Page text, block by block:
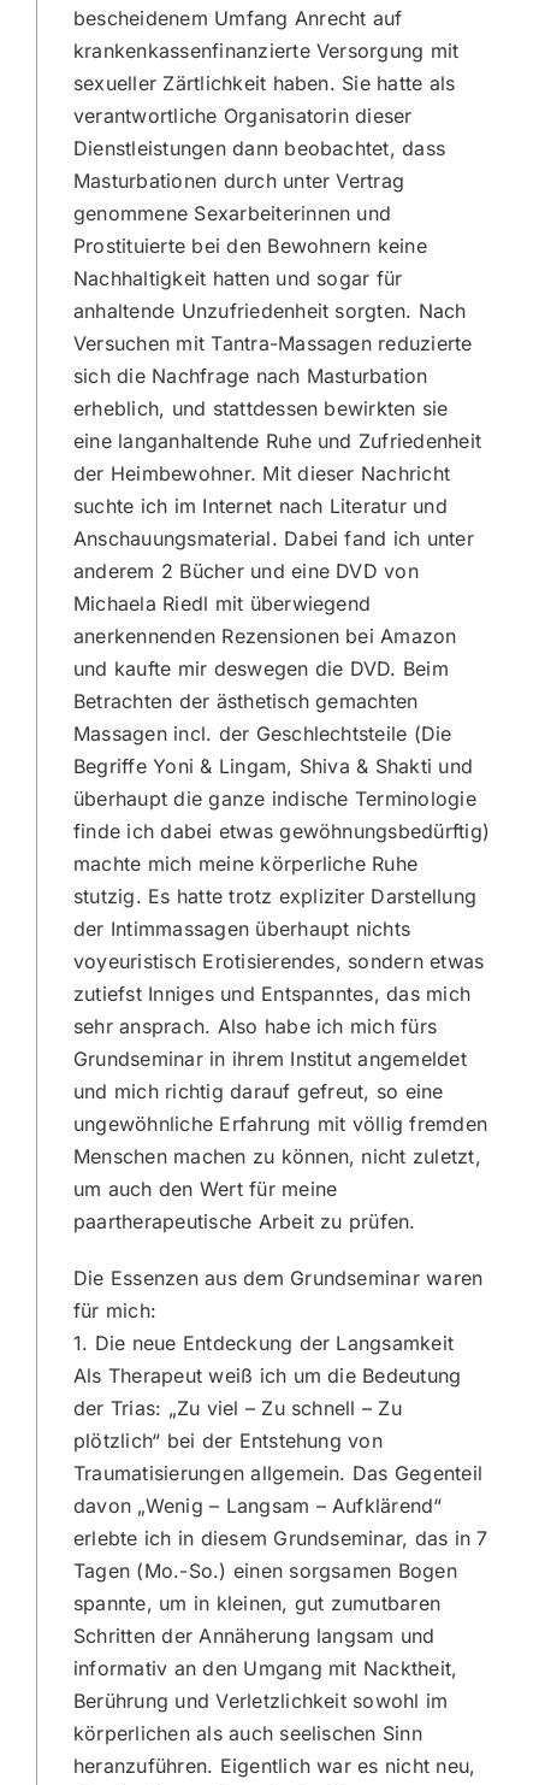
bescheidenem Umfang Anrecht auf
krankenkassenfinanzierte Versorgung mit
sexueller Zärtlichkeit haben. Sie hatte als
verantwortliche Organisatorin dieser
Dienstleistungen dann beobachtet, dass
Masturbationen durch unter Vertrag
genommene Sexarbeiterinnen und
Prostituierte bei den Bewohnern keine
Nachhaltigkeit hatten und sogar für
anhaltende Unzufriedenheit sorgten. Nach
Versuchen mit Tantra-Massagen reduzierte
sich die Nachfrage nach Masturbation
erheblich, und stattdessen bewirkten sie
eine langanhaltende Ruhe und Zufriedenheit
der Heimbewohner. Mit dieser Nachricht
suchte ich im Internet nach Literatur und
Anschauungsmaterial. Dabei fand ich unter
anderem 2 Bücher und eine DVD von
Michaela Riedl mit überwiegend
anerkennenden Rezensionen bei Amazon
und kaufte mir deswegen die DVD. Beim
Betrachten der ästhetisch gemachten
Massagen incl. der Geschlechtsteile (Die
Begriffe Yoni & Lingam, Shiva & Shakti und
überhaupt die ganze indische Terminologie
finde ich dabei etwas gewöhnungsbedürftig)
machte mich meine körperliche Ruhe
stutzig. Es hatte trotz expliziter Darstellung
der Intimmassagen überhaupt nichts
voyeuristisch Erotisierendes, sondern etwas
zutiefst Inniges und Entspanntes, das mich
sehr ansprach. Also habe ich mich fürs
Grundseminar in ihrem Institut angemeldet
und mich richtig darauf gefreut, so eine
ungewöhnliche Erfahrung mit völlig fremden
Menschen machen zu können, nicht zuletzt,
um auch den Wert für meine
paartherapeutische Arbeit zu prüfen.
Die Essenzen aus dem Grundseminar waren
für mich:
1. Die neue Entdeckung der Langsamkeit
Als Therapeut weiß ich um die Bedeutung
der Trias: „Zu viel – Zu schnell – Zu
plötzlich“ bei der Entstehung von
Traumatisierungen allgemein. Das Gegenteil
davon „Wenig – Langsam – Aufklärend“
erlebte ich in diesem Grundseminar, das in 7
Tagen (Mo.-So.) einen sorgsamen Bogen
spannte, um in kleinen, gut zumutbaren
Schritten der Annäherung langsam und
informativ an den Umgang mit Nacktheit,
Berührung und Verletzlichkeit sowohl im
körperlichen als auch seelischen Sinn
heranzuführen. Eigentlich war es nicht neu,